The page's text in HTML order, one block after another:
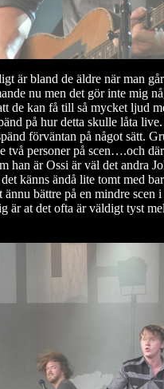
är bland de äldre när man
nu men det gör inte mig
de kan få till så mycket ljud
på hur detta skulle låta
förväntan på något sätt.
två personer på scen….och
han är Ossi är väl det andra
känns ändå lite tomt med
ännu bättre på en mindre
är at det ofta är väldigt tyst